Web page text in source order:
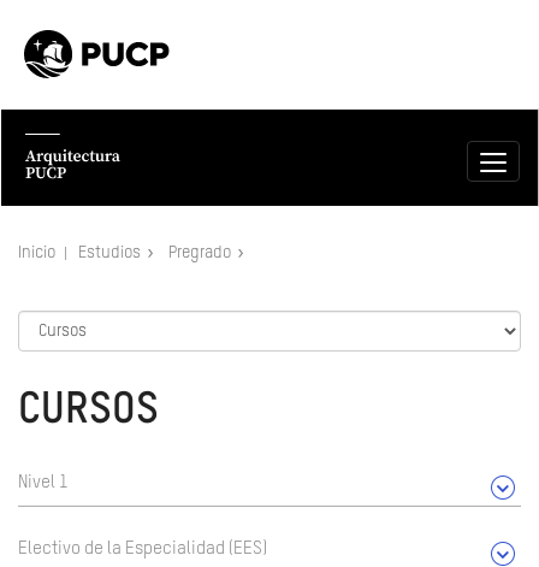
Inicio Estudios Pregrado
CURSOS
Nivel 1
Electivo de la Especialidad (EES)